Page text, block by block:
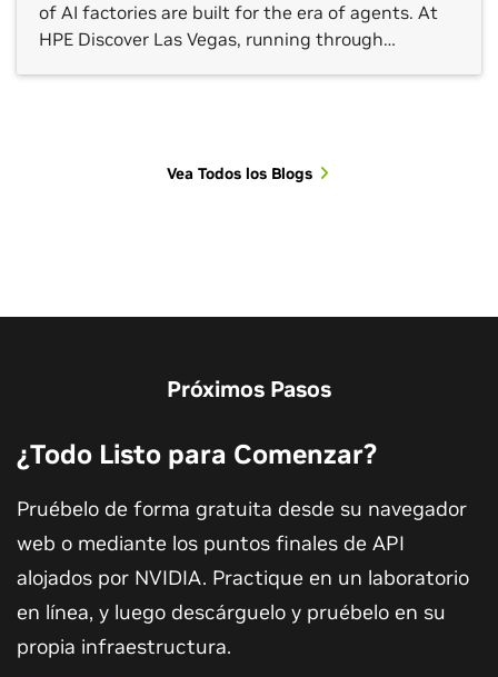
of AI factories are built for the era of agents. At
HPE Discover Las Vegas, running through
Vea Todos los Blogs
Explicación de la IA Generativa
Aprenda los conceptos y aplicaciones de la IA
generativa, así como los desafíos y oportunidades en
este emocionante campo.
Detección de Vulnerabilidades Impulsada
por RAG
Descubra cómo NVIDIA está utilizando la IA
generativa, incluidos NIM, NVIDIA Morpheus y la
Próximos Pasos
¿Todo Listo para Comenzar?
Pruébelo de forma gratuita desde su navegador
web o mediante los puntos finales de API
alojados por NVIDIA. Practique en un laboratorio
en línea, y luego descárguelo y pruébelo en su
propia infraestructura.